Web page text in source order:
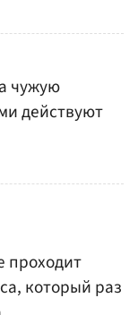
чужую
действуют
проходит
который раз